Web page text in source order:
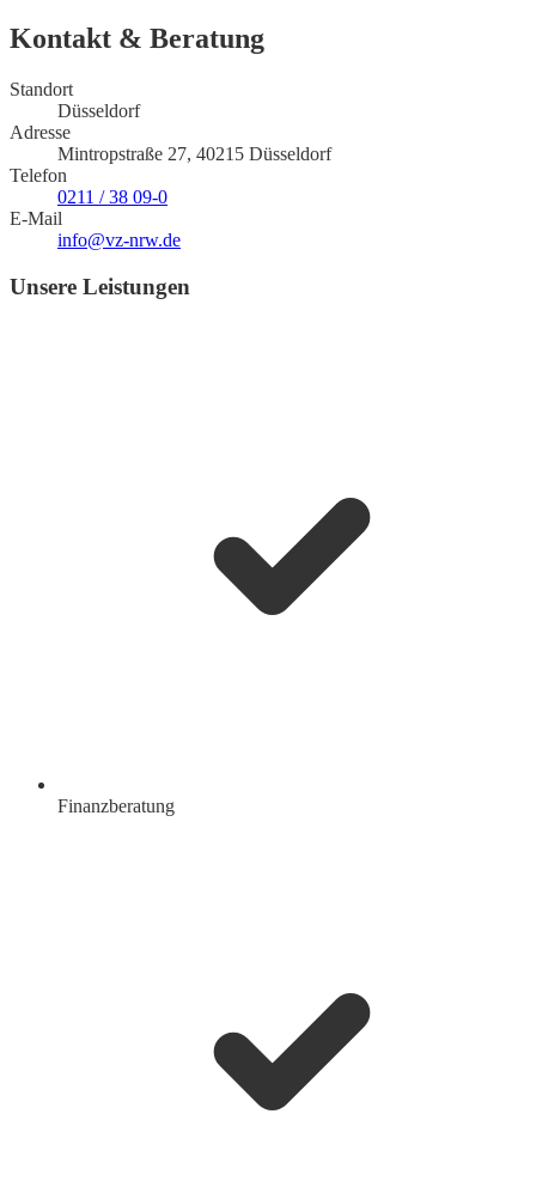
Kontakt & Beratung
Standort
Düsseldorf
Adresse
Mintropstraße 27, 40215 Düsseldorf
Telefon
0211 / 38 09-0
E-Mail
info@vz-nrw.de
Unsere Leistungen
Finanzberatung